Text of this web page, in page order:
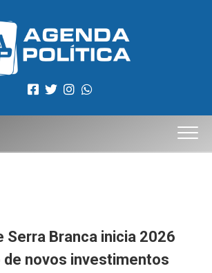
Serra Branca inicia 2026
de novos investimentos